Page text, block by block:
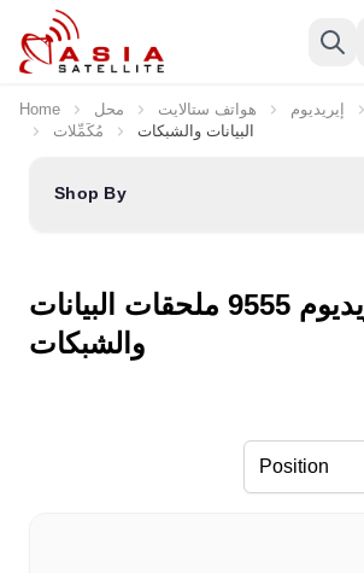
Skip to Content
Home محل هواتف ستالايت إيريديوم
مُكَمِّلات
البيانات والشبكات
Shop By
إيريديوم 9555 ملحقات البيانات
والشبكات